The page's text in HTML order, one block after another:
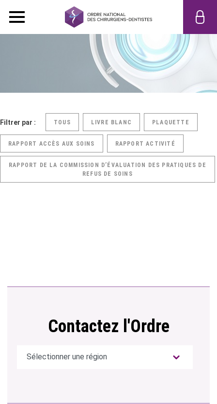
Filtrer par : TOUS LIVRE BLANC PLAQUETTE
RAPPORT ACCÈS AUX SOINS RAPPORT ACTIVITÉ
RAPPORT DE LA COMMISSION D’ÉVALUATION DES PRATIQUES DE
REFUS DE SOINS
Contactez l'Ordre